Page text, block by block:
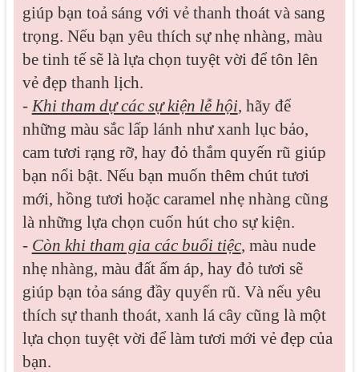
giúp bạn toả sáng với vẻ thanh thoát và sang
trọng. Nếu bạn yêu thích sự nhẹ nhàng, màu
be tinh tế sẽ là lựa chọn tuyệt vời để tôn lên
vẻ đẹp thanh lịch.
- Khi tham dự các sự kiện lễ hội, hãy để
những màu sắc lấp lánh như xanh lục bảo,
cam tươi rạng rỡ, hay đỏ thắm quyến rũ giúp
bạn nổi bật. Nếu bạn muốn thêm chút tươi
mới, hồng tươi hoặc caramel nhẹ nhàng cũng
là những lựa chọn cuốn hút cho sự kiện.
- Còn khi tham gia các buổi tiệc, màu nude
nhẹ nhàng, màu đất ấm áp, hay đỏ tươi sẽ
giúp bạn tỏa sáng đầy quyến rũ. Và nếu yêu
thích sự thanh thoát, xanh lá cây cũng là một
lựa chọn tuyệt vời để làm tươi mới vẻ đẹp của
bạn.